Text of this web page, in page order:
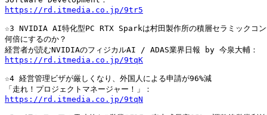
https://rd.itmedia.co.jp/9tr5
☆3 NVIDIA AI特化型PC RTX Sparkは村田製作所の積層セラミックコン
何倍にするのか？
https://rd.itmedia.co.jp/9tqK
☆4 経営管理ビザが厳しくなり、外国人による申請が96%減
https://rd.itmedia.co.jp/9tqN